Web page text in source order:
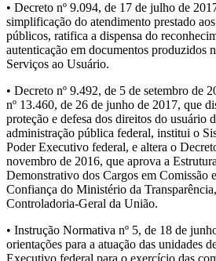
• Decreto nº 9.094, de 17 de julho de
simplificação do atendimento prestado
públicos, ratifica a dispensa do
autenticação em documentos produzidos
Serviços ao Usuário.
• Decreto nº 9.492, de 5 de setembro de
nº 13.460, de 26 de junho de 2017, que
proteção e defesa dos direitos do usuário
administração pública federal, institui o
Poder Executivo federal, e altera o
novembro de 2016, que aprova a
Demonstrativo dos Cargos em Comissão
Confiança do Ministério da
Controladoria-Geral da União.
• Instrução Normativa nº 5, de 18 de
orientações para a atuação das unidades